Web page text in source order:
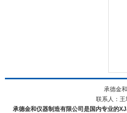
承德金
联系人：
承德金和仪器制造有限公司是国内专业的